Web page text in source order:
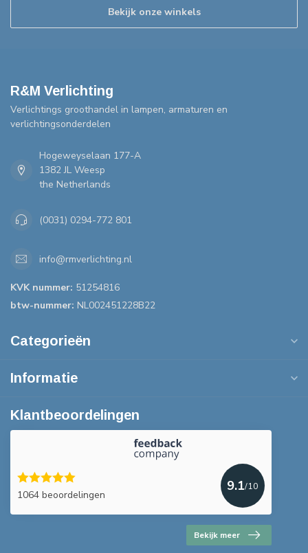
Bekijk onze winkels
R&M Verlichting
Verlichtings groothandel in lampen, armaturen en
verlichtingsonderdelen
Hogeweyselaan 177-A
1382 JL Weesp
the Netherlands
(0031) 0294-772 801
info@rmverlichting.nl
KVK nummer: 51254816
btw-nummer: NL002451228B22
Categorieën
Informatie
Klantbeoordelingen
1064 beoordelingen
9.1/10
Bekijk meer